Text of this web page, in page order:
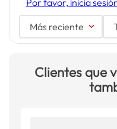
Por favor, inicia
Más reciente
Clientes que